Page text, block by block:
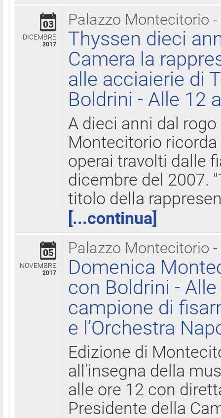
Palazzo Montecitorio
03
DICEMBRE
2017
Thyssen dieci
Camera la
alle acciaierie di
Boldrini - Alle 12
A dieci anni dal
Montecitorio
operai travolti dalle
dicembre del 2007.
titolo della
[...continua]
Palazzo Montecitorio
05
NOVEMBRE
2017
Domenica
con Boldrini -
campione di
e l’Orchestra
Edizione di
all'insegna della
alle ore 12 con
Presidente della